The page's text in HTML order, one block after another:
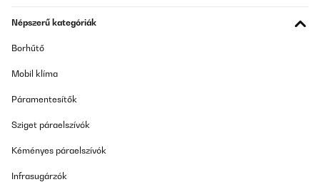
Népszerű kategóriák
Borhűtő
Mobil klíma
Páramentesítők
Sziget páraelszívók
Kéményes páraelszívók
Infrasugárzók